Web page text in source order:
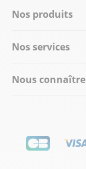
Nos produits
Nos services
Nous connaître